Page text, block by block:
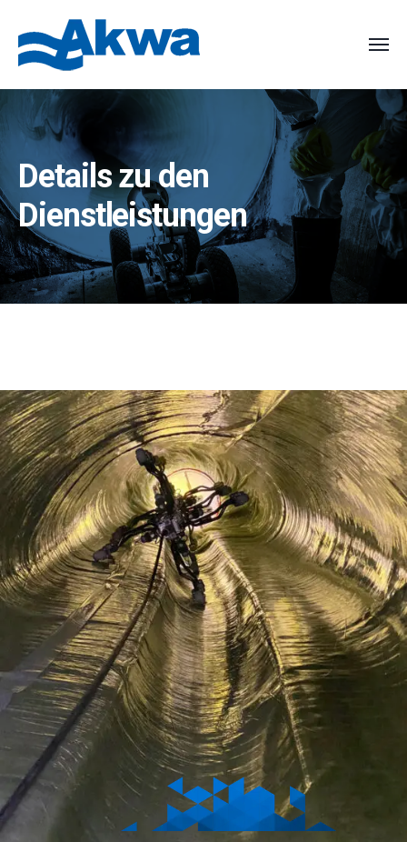
Details zu den
Dienstleistungen